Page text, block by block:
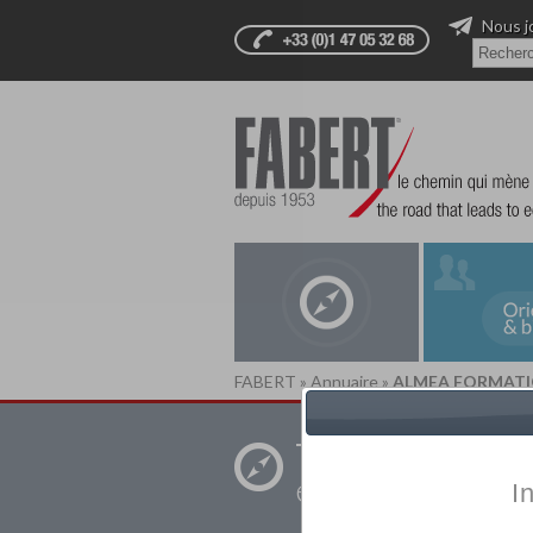
Nous
FABERT » Annuaire » ALMEA
Trouver un
établissement